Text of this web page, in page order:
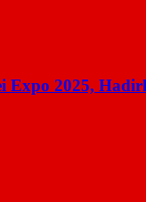
Expo 2025,